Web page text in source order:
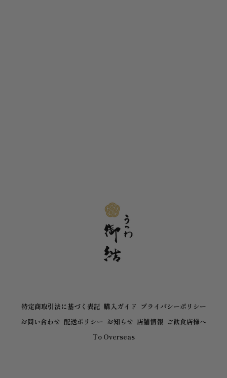
特定商取引法に基づく表記 購入ガイド プライバシーポリシー
お問い合わせ 配送ポリシー お知らせ 店舗情報 ご飲食店様へ
To Overseas